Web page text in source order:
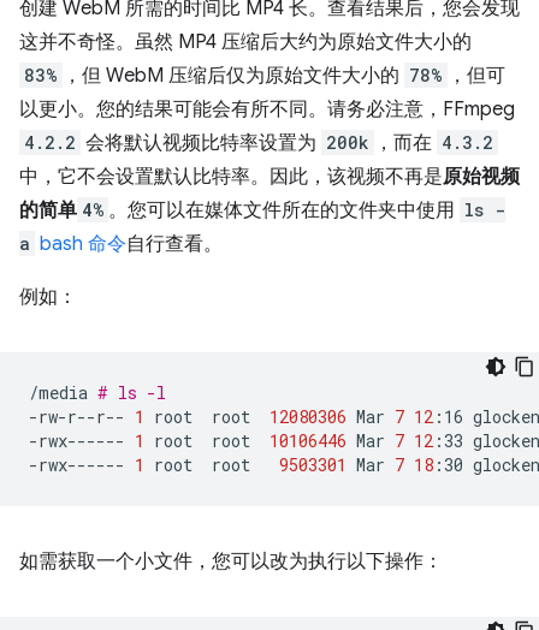
创建 WebM 所需的时间比 MP4 长。查看结果后，您会发现
这并不奇怪。虽然 MP4 压缩后大约为原始文件大小的
83% ，但 WebM 压缩后仅为原始文件大小的 78%
，但可
以更小。您的结果可能会有所不同。请务必注意，FFmpeg
4.2.2 会将默认视频比特率设置为 200k ，而在 4.3.2
中，它不会设置默认比特率。因此，该视频不再是原始视频
的简单 4% 。您可以在媒体文件所在的文件夹中使用 ls -
a bash 命令自行查看。
例如：
/media # ls -l
-rw-r--r-- 1 root root 12080306 Mar 7 12 :16
-rwx------ 1 root root 10106446 Mar 7 12 :33
-rwx------ 1 root root 9503301 Mar 7 18 :30
如需获取一个小文件，您可以改为执行以下操作：